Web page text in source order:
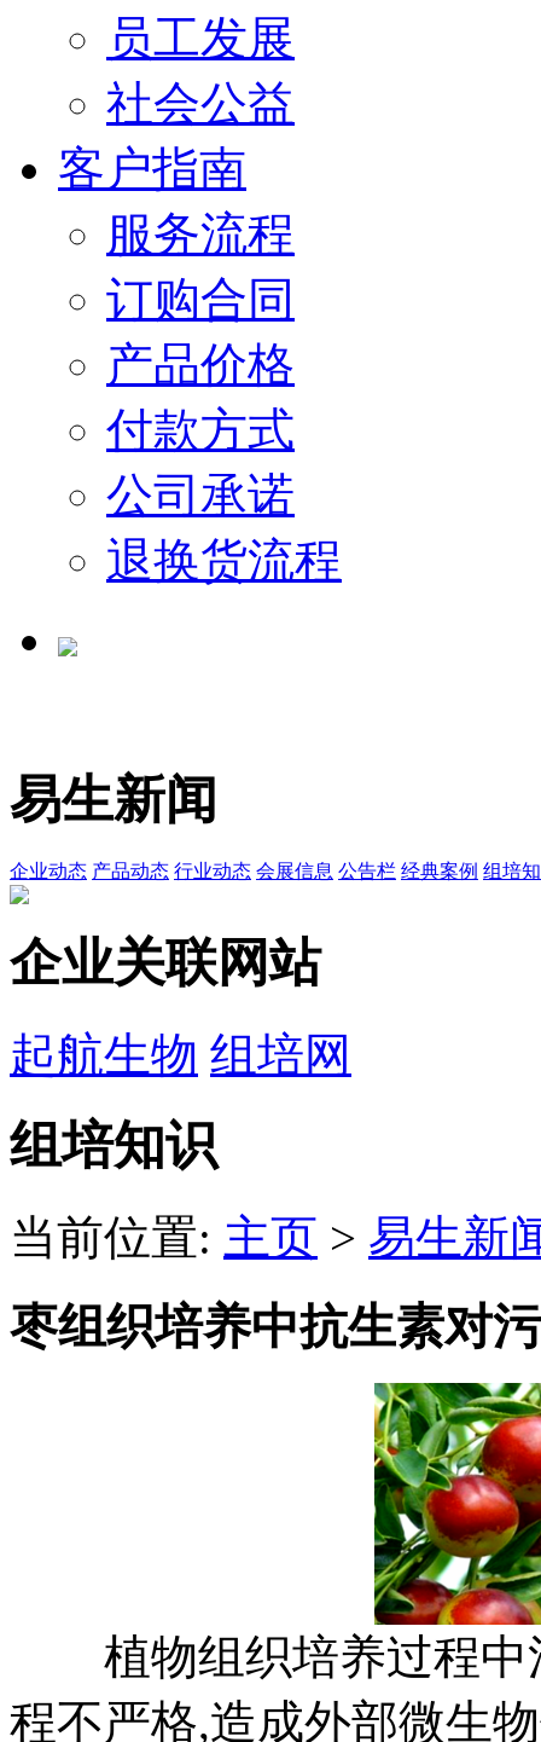
员工发展
社会公益
客户指南
服务流程
订购合同
产品价格
付款方式
公司承诺
退换货流程
易生新闻
企业动态 产品动态 行业动态 会展信息 公告栏 经典案例 组培
企业关联网站
起航生物 组培网
组培知识
当前位置: 主页 > 易生新
枣组织培养中抗生素对
植物组织培养过程中
程不严格,造成外部微生